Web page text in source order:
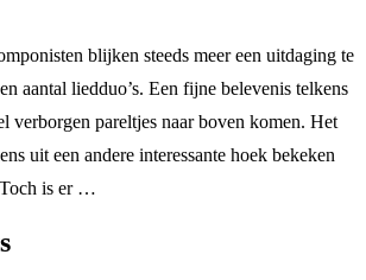
blijken steeds meer een uitdaging te
aantal liedduo’s. Een fijne belevenis telkens
verborgen pareltjes naar boven komen. Het
uit een andere interessante hoek bekeken
is er …